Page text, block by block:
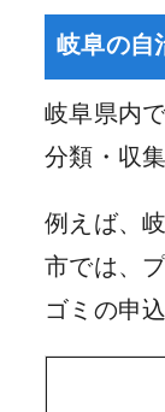
岐阜の自
岐阜県内
分類・収
例えば、
市では、
ゴミの申